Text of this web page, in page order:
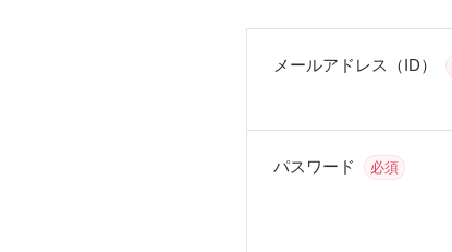
メールアドレス（ID）
パスワード 必須